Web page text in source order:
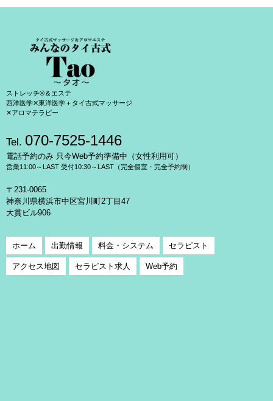
ストレッチ®＆エステ
西洋医学✕東洋医学＋タイ古式マッサージ
✕アロマテラピー
Tel. 070-7525-1446
電話予約のみ 只今Web予約準備中（女性利用可）
営業11:00～LAST 受付10:30～LAST（完全個室・完全予約制）
〒231-0065
神奈川県横浜市中区宮川町2丁目47
大貫ビル906
ホーム 出勤情報 料金・システム セラピスト
アクセス地図 セラピスト求人 Web予約